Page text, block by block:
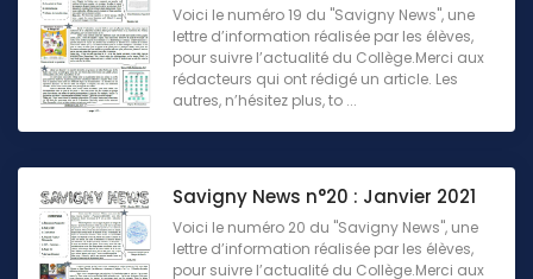
Voici le numéro 19 du "Savigny News", une
lettre d’information réalisée par les élèves,
pour suivre l’actualité du Collège.Merci aux
rédacteurs qui ont rédigé un article. Les
autres, n’hésitez plus, to ...
Savigny News n°20 : Janvier 2021
Voici le numéro 20 du "Savigny News", une
lettre d’information réalisée par les élèves,
pour suivre l’actualité du Collège.Merci aux